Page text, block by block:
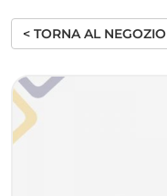
< TORNA AL NEGOZIO